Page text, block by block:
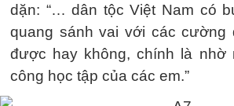
dặn: “… dân tộc Việt Nam có
quang sánh vai với các cường
được hay không, chính là nhờ
công học tập của các em.”